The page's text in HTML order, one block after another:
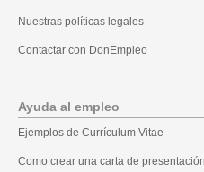
Nuestras políticas legales
Contactar con DonEmpleo
Ayuda al empleo
Ejemplos de Currículum Vitae
Como crear una carta de presentación